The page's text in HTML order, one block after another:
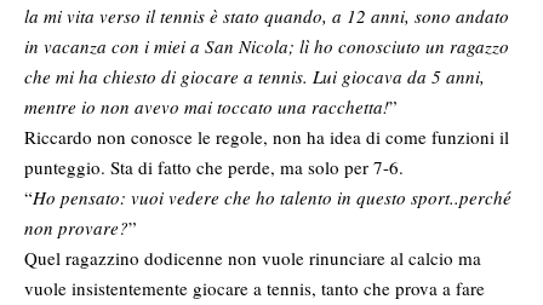
la mi vita verso il tennis è stato quando, a 12 anni, sono andato
in vacanza con i miei a San Nicola; lì ho conosciuto un ragazzo
che mi ha chiesto di giocare a tennis. Lui giocava da 5 anni,
mentre io non avevo mai toccato una racchetta!”
Riccardo non conosce le regole, non ha idea di come funzioni il
punteggio. Sta di fatto che perde, ma solo per 7-6.
“Ho pensato: vuoi vedere che ho talento in questo sport..perché
non provare?”
Quel ragazzino dodicenne non vuole rinunciare al calcio ma
vuole insistentemente giocare a tennis, tanto che prova a fare